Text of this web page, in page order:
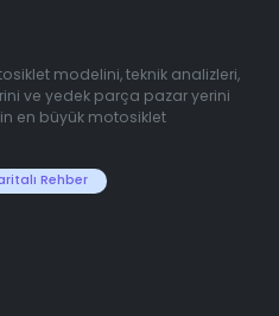
modelini, teknik analizleri,
ve yedek parça pazar yerini
en büyük motosiklet
Rehber